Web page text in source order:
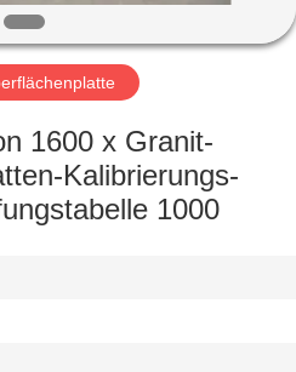
1600 x Granit-
Kalibrierungs-
1000